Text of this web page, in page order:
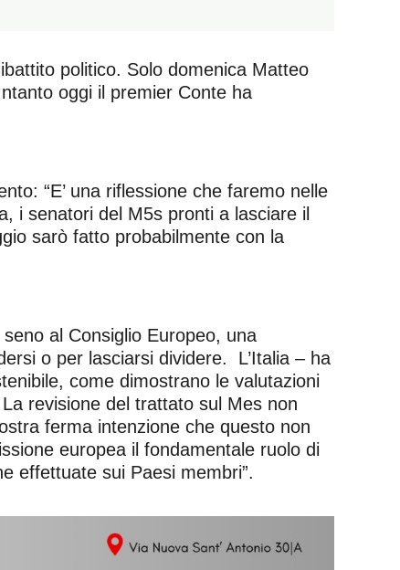
politico. Solo domenica Matteo
oggi il premier Conte ha
“E’ una riflessione che faremo nelle
i senatori del M5s pronti a lasciare il
sarò fatto probabilmente con la
al Consiglio Europeo, una
o per lasciarsi dividere. L’Italia – ha
come dimostrano le valutazioni
revisione del trattato sul Mes non
ferma intenzione che questo non
europea il fondamentale ruolo di
effettuate sui Paesi membri”.